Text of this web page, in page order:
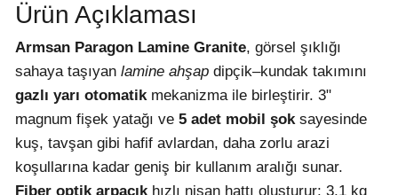
Ürün Açıklaması
Armsan Paragon Lamine Granite, görsel şıklığı
sahaya taşıyan lamine ahşapdipçik–kundak takımını
gazlı yarı otomatikmekanizma ile birleştirir. 3"
magnum fişek yatağı ve 5 adet mobil şoksayesinde
kuş, tavşan gibi hafif avlardan, daha zorlu arazi
koşullarına kadar geniş bir kullanım aralığı sunar.
Fiber optik arpacıkhızlı nişan hattı oluşturur; 3,1 kg